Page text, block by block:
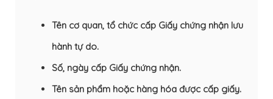
Tên cơ quan, tổ chức cấp Giấy chứng nhận lưu
hành tự do.
Số, ngày cấp Giấy chứng nhận.
Tên sản phẩm hoặc hàng hóa được cấp giấy.